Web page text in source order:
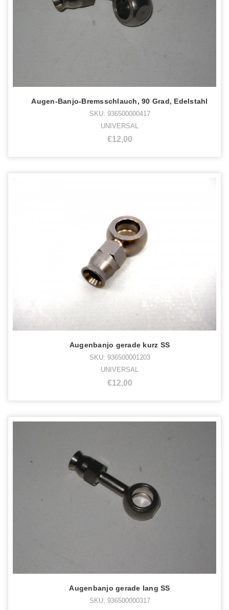
Augen-Banjo-Bremsschlauch, 90 Grad, Edelstahl
SKU: 936500000417
UNIVERSAL
€12,00
Augenbanjo gerade kurz SS
SKU: 936500001203
UNIVERSAL
€12,00
Augenbanjo gerade lang SS
SKU: 936500000317